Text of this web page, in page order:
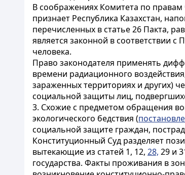
В соображениях Комитета по
признает Республика Казахстан,
перечисленных в статье 26 Пакта,
является законной в соответствии
человека.
Право законодателя применять
времени радиационного
зараженных территориях и других)
социальной защиты лиц,
3. Схожие с предметом обращения
экологического бедствия (
социальной защите граждан,
Конституционный Суд разделяет
вытекающие из статей 1, 12, 28, 29 и
государства. Факты проживания в